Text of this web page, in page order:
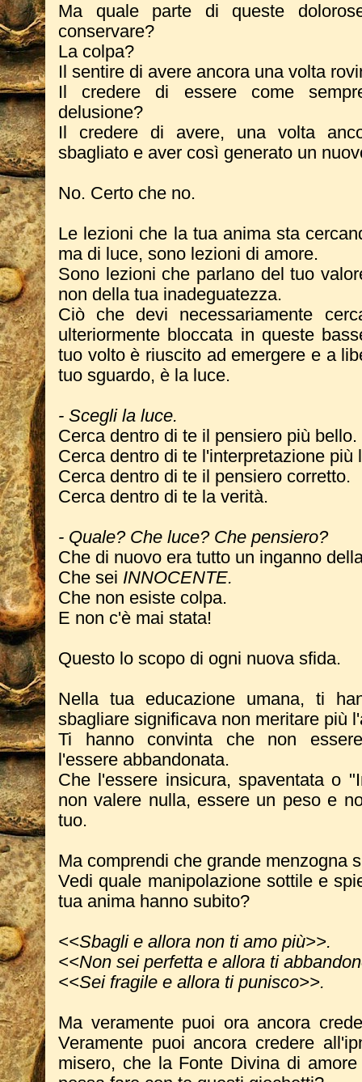
Ma quale parte di queste
conservare?
La colpa?
Il sentire di avere ancora una volta
Il credere di essere come
delusione?
Il credere di avere, una volta
sbagliato e aver così generato un
No. Certo che no.
Le lezioni che la tua anima sta
ma di luce, sono lezioni di amore.
Sono lezioni che parlano del tuo
non della tua inadeguatezza.
Ciò che devi necessariamente
ulteriormente bloccata in queste
tuo volto è riuscito ad emergere e a
tuo sguardo, è la luce.
- Scegli la luce.
Cerca dentro di te il pensiero più bello.
Cerca dentro di te l'interpretazione più
Cerca dentro di te il pensiero corretto.
Cerca dentro di te la verità.
- Quale? Che luce? Che pensiero?
Che di nuovo era tutto un inganno
Che sei INNOCENTE.
Che non esiste colpa.
E non c'è mai stata!
Questo lo scopo di ogni nuova sfida.
Nella tua educazione umana, ti
sbagliare significava non meritare più
Ti hanno convinta che non
l'essere abbandonata.
Che l'essere insicura, spaventata o
non valere nulla, essere un peso e
tuo.
Ma comprendi che grande menzogna
Vedi quale manipolazione sottile e
tua anima hanno subito?
<<Sbagli e allora non ti amo più>>.
<<Non sei perfetta e allora ti
<<Sei fragile e allora ti punisco>>.
Ma veramente puoi ora ancora
Veramente puoi ancora credere
misero, che la Fonte Divina di